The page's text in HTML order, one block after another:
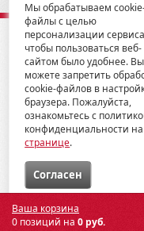
Ваша корзина
0 позиций на 0 руб.
Каждый ремень имеет
© 2012-2026 ГК
Мы обрабатываем
файлы с целью
персонализации
чтобы пользоваться веб-
сайтом было удобнее. Вы
можете запретить
cookie-файлов в
браузера. Пожалуйста,
ознакомьтесь с
конфиденциальности на
странице.
Cогласен